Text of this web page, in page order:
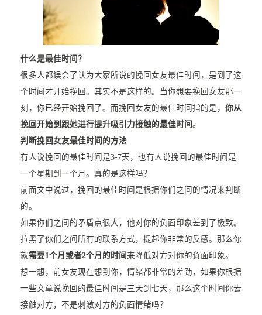
什么是最佳时间？
很多人都误会了认为大家所说的挽回女友最佳时间，是到了这
个时间才开始挽回。其实不是这样的。当你想要挽回女友那一
刻，你已经开始挽回了。而挽回女友的最佳时间指的是， 你从
挽回开始到跟她进行提升吸引力接触的最佳时间 。
判断挽回女友最佳时间的方法
有人说挽回的最佳时间是3-7天，也有人说挽回的最佳时间是
一个星期到一个月。真的是这样吗？
前面文中说过，挽回的最佳时间是根据你们之间的情况来判断
的。
如果你们之间的矛盾点很大，他对你的负面印象差到了极致。
拉黑了你们之间所有的联系方式，提起你非常的反感。那么你
就需要1个月或者2个月的时间 来降低对方对你的负面印象。
想一想，前女友现在想到你，情绪都非常的差劲，如果你根据
一些文章说挽回的最佳时间是三天到七天，那么这个时间你去
接触对方，不是刺激对方的负面情绪吗？